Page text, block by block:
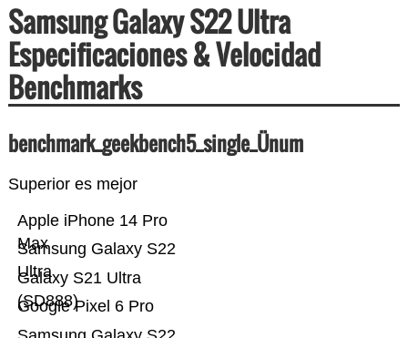
Samsung Galaxy S22 Ultra
Especificaciones & Velocidad
Benchmarks
benchmark_geekbench5_single_Ünum
Superior es mejor
Google Pixel 6 Pro
Galaxy S21 Ultra
(SD888)
Samsung Galaxy S22
Ultra
Apple iPhone 14 Pro
Max